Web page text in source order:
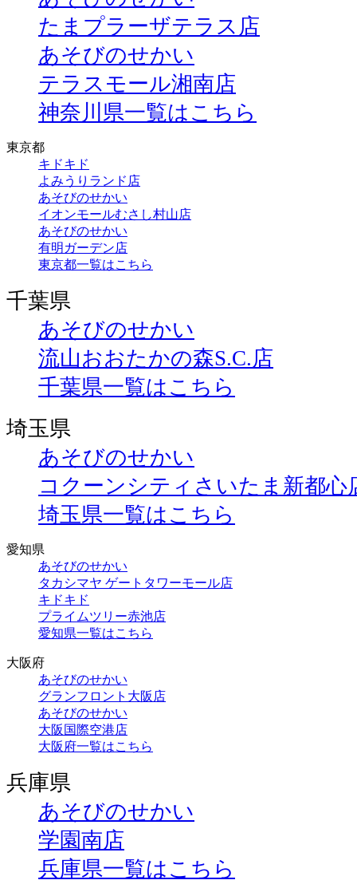
たまプラーザテラス店
あそびのせかい
テラスモール湘南店
神奈川県一覧はこちら
東京都
キドキド
よみうりランド店
あそびのせかい
イオンモールむさし村山店
あそびのせかい
有明ガーデン店
東京都一覧はこちら
千葉県
あそびのせかい
流山おおたかの森S.C.店
千葉県一覧はこちら
埼玉県
あそびのせかい
コクーンシティさいたま新都心
埼玉県一覧はこちら
愛知県
あそびのせかい
タカシマヤ ゲートタワーモール店
キドキド
プライムツリー赤池店
愛知県一覧はこちら
大阪府
あそびのせかい
グランフロント大阪店
あそびのせかい
大阪国際空港店
大阪府一覧はこちら
兵庫県
あそびのせかい
学園南店
兵庫県一覧はこちら